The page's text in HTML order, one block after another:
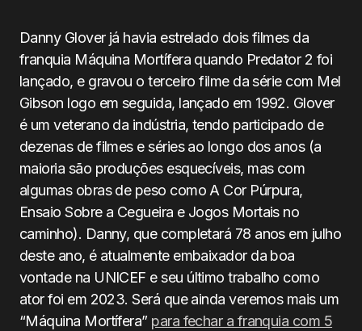
Danny Glover já havia estrelado dois filmes da
franquia Máquina Mortífera quando Predator 2 foi
lançado, e gravou o terceiro filme da série com Mel
Gibson logo em seguida, lançado em 1992. Glover
é um veterano da indústria, tendo participado de
dezenas de filmes e séries ao longo dos anos (a
maioria são produções esquecíveis, mas com
algumas obras de peso como A Cor Púrpura,
Ensaio Sobre a Cegueira e Jogos Mortais no
caminho). Danny, que completará 78 anos em julho
deste ano, é atualmente embaixador da boa
vontade na UNICEF e seu último trabalho como
ator foi em 2023. Será que ainda veremos mais um
“Máquina Mortífera” para fechar a franquia com 5